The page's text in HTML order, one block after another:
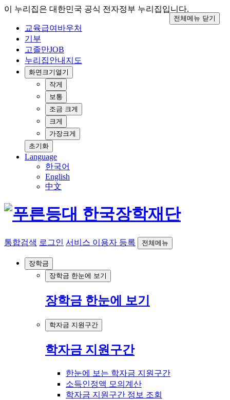
이 누리집은 대한민국 공식 전자정부 누리집입니다.
교육급여바우처
기부
고졸만JOB
누리집안내지도
화면크기 열기
작게
보통
조금 크게
크게
가장크게
초기화
Language
한국어
English
中文
통합검색 로그인 서비스 이용자 등록 전체메뉴
장학금
장학금 한눈에 보기
장학금 한눈에 보기
학자금 지원구간
학자금 지원구간
한눈에 보는 학자금 지원구간
소득인정액 모의계산
학자금 지원구간 정보 조회
전체메뉴 닫기